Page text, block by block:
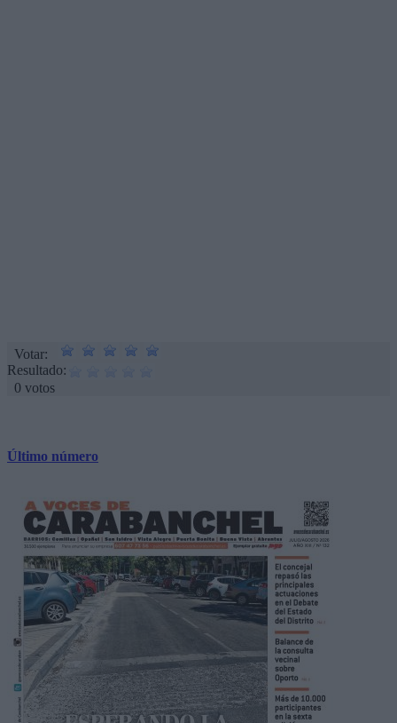
Votar:
Resultado:
0 votos
Último número